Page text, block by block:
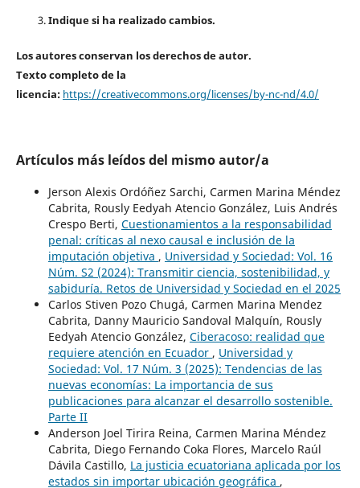
Indique si ha realizado cambios.
Los autores conservan los derechos de autor.
Texto completo de la
licencia: https://creativecommons.org/licenses/by-nc-nd/4.0/
Artículos más leídos del mismo autor/a
Jerson Alexis Ordóñez Sarchi, Carmen Marina Méndez
Cabrita, Rously Eedyah Atencio González, Luis Andrés
Crespo Berti, Cuestionamientos a la responsabilidad
penal: críticas al nexo causal e inclusión de la
imputación objetiva , Universidad y Sociedad: Vol. 16
Núm. S2 (2024): Transmitir ciencia, sostenibilidad, y
sabiduría. Retos de Universidad y Sociedad en el 2025
Carlos Stiven Pozo Chugá, Carmen Marina Mendez
Cabrita, Danny Mauricio Sandoval Malquín, Rously
Eedyah Atencio González, Ciberacoso: realidad que
requiere atención en Ecuador , Universidad y
Sociedad: Vol. 17 Núm. 3 (2025): Tendencias de las
nuevas economías: La importancia de sus
publicaciones para alcanzar el desarrollo sostenible.
Parte II
Anderson Joel Tirira Reina, Carmen Marina Méndez
Cabrita, Diego Fernando Coka Flores, Marcelo Raúl
Dávila Castillo, La justicia ecuatoriana aplicada por los
estados sin importar ubicación geográfica ,